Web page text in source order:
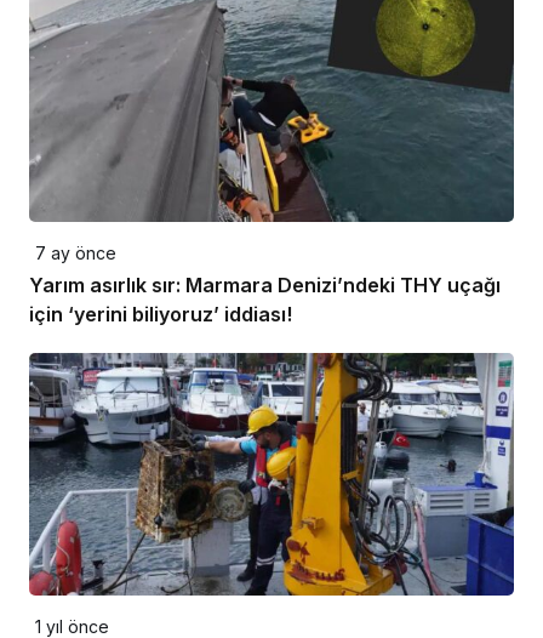
7 ay önce
Yarım asırlık sır: Marmara Denizi’ndeki THY uçağı
için ‘yerini biliyoruz’ iddiası!
1 yıl önce